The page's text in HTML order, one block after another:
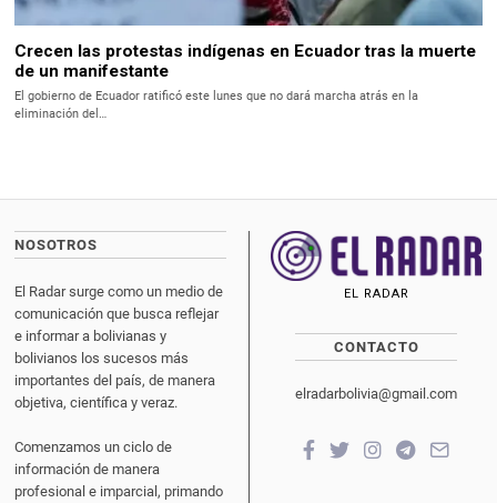
Crecen las protestas indígenas en Ecuador tras la muerte
de un manifestante
El gobierno de Ecuador ratificó este lunes que no dará marcha atrás en la
eliminación del…
NOSOTROS
El Radar surge como un medio de
comunicación que busca reflejar
e informar a bolivianas y
bolivianos los sucesos más
importantes del país, de manera
objetiva, científica y veraz.
Comenzamos un ciclo de
información de manera
profesional e imparcial, primando
EL RADAR
CONTACTO
elradarbolivia@gmail.com